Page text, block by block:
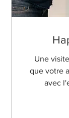
Une
que votre
avec